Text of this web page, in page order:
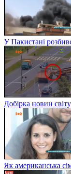
У Пакистані
Добірка новин
Як американська